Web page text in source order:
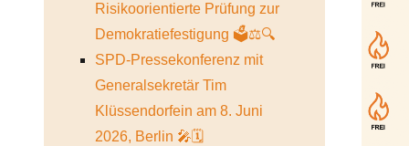
Risikoorientierte Prüfung zur
Demokratiefestigung 🗳️⚖️🔍
SPD-Pressekonferenz mit
Generalsekretär Tim
Klüssendorfein am 8. Juni
2026, Berlin 🎤🗓️